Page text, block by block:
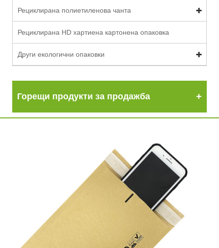
Рециклирана полиетиленова чанта
Рециклирана HD хартиена картонена опаковка
Други екологични опаковки
Горещи продукти за продажба